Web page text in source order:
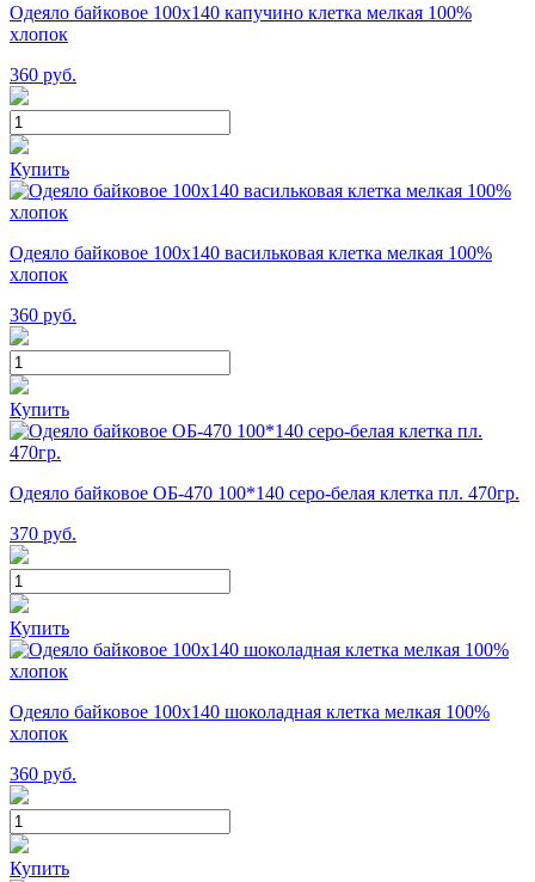
Одеяло байковое 100х140 капучино клетка мелкая 100%
хлопок
360 руб.
Купить
Одеяло байковое 100х140 васильковая клетка мелкая 100%
хлопок
360 руб.
Купить
Одеяло байковое ОБ-470 100*140 серо-белая клетка пл. 470гр.
370 руб.
Купить
Одеяло байковое 100х140 шоколадная клетка мелкая 100%
хлопок
360 руб.
Купить